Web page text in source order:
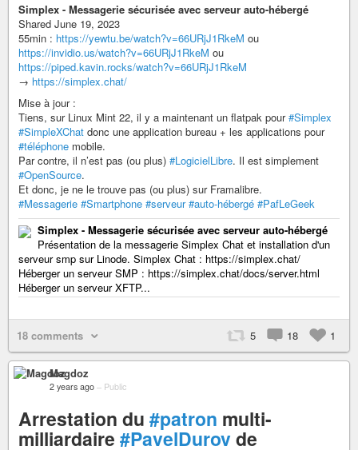
Simplex - Messagerie sécurisée avec serveur auto-hébergé
Shared June 19, 2023
55min : https://yewtu.be/watch?v=66URjJ1RkeM ou
https://invidio.us/watch?v=66URjJ1RkeM ou
https://piped.kavin.rocks/watch?v=66URjJ1RkeM
→ https://simplex.chat/
Mise à jour :
Tiens, sur Linux Mint 22, il y a maintenant un flatpak pour#Simplex
#SimpleXChat donc une application bureau + les applications pour
#téléphone mobile.
Par contre, il n’est pas (ou plus) #LogicielLibre. Il est simplement
#OpenSource.
Et donc, je ne le trouve pas (ou plus) sur Framalibre.
#Messagerie #Smartphone #serveur #auto-hébergé #PafLeGeek
Simplex - Messagerie sécurisée avec serveur auto-hébergé
Présentation de la messagerie Simplex Chat et installation d'un
serveur smp sur Linode. Simplex Chat : https://simplex.chat/
Héberger un serveur SMP : https://simplex.chat/docs/server.html
Héberger un serveur XFTP...
18 comments 5 18 1
Magdoz
2 years ago – Public
Arrestation du #patron multi-
milliardaire #PavelDurovde